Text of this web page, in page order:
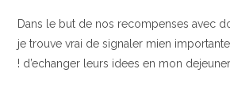
Dans le but de nos recompenses avec
je trouve vrai de signaler mien
! d’echanger leurs idees en mon dejeuner.